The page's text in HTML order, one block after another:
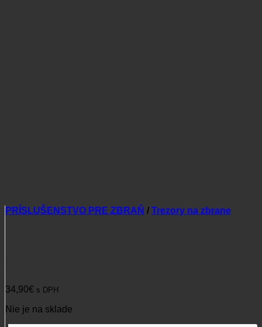
PRÍSLUŠENSTVO PRE ZBRAŇ / Trezory na zbrane
34,90€ s DPH
Nie je na sklade